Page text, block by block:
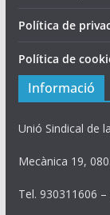
Política de
Política de
Informació
Unió Sindical de
Mecànica 19,
Tel. 930311606